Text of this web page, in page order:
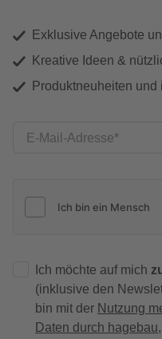
Exklusive Angebote
Kreative Ideen &
Produktneuheiten
E-Mail-Adresse
Ich möchte auf mich
(inklusive den
bin mit der Nutzung
Daten durch hagebau